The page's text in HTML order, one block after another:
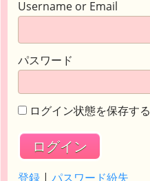
Username or Email
パスワード
ログイン状態を保存する
登録 | パスワード紛失